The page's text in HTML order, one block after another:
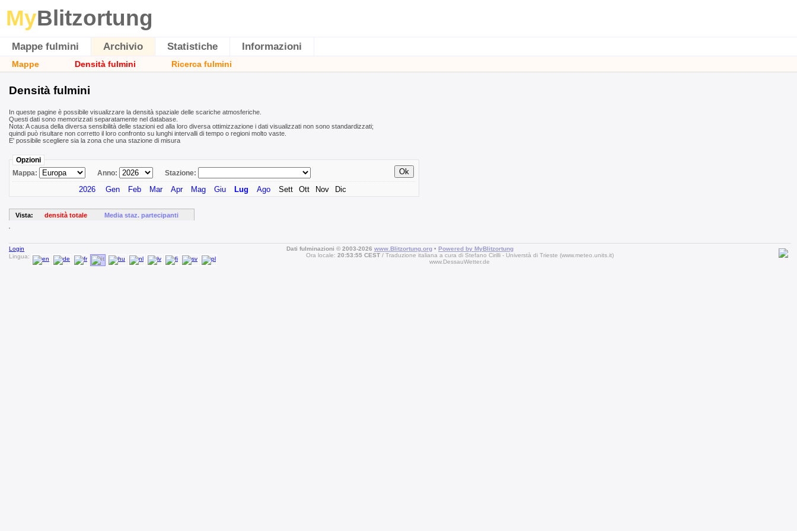
MyBlitzortung
Mappe fulmini Archivio Statistiche Informazioni
Mappe Densità fulmini Ricerca fulmini
Densità fulmini
In queste pagine è possibile visualizzare la densità spaziale delle scariche atmosferiche.
Questi dati sono memorizzati separatamente nel database.
Nota: A causa della diversa sensibilità delle stazioni ed alla loro diversa ottimizzazione i dati visualizzati non sono standardizzati;
quindi può risultare non corretto il loro confronto su lunghi intervalli di tempo o regioni molto vaste.
E' possibile scegliere sia la zona che una stazione di misura
Opzioni
Mappa:
Anno: Stazione:
2026 Gen Feb Mar Apr Mag Giu Lug Ago Sett Ott Nov Dic
Vista: densità totale Media staz. partecipanti
Login
Lingua:
Dati fulminazioni © 2003-2026 www.Blitzortung.org • Powered by MyBlitzortung
Ora locale: 20:53:55 CEST
Traduzione italiana a cura di Stefano Cirilli - Universtà di Trieste (www.meteo.units.it)
www.DessauWetter.de